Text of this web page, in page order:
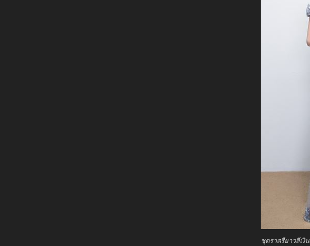
ชุดราตรียาวสีเงิน